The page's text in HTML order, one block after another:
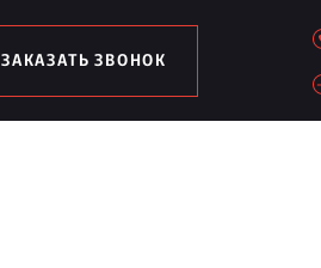
ЗАКАЗАТЬ ЗВОНОК